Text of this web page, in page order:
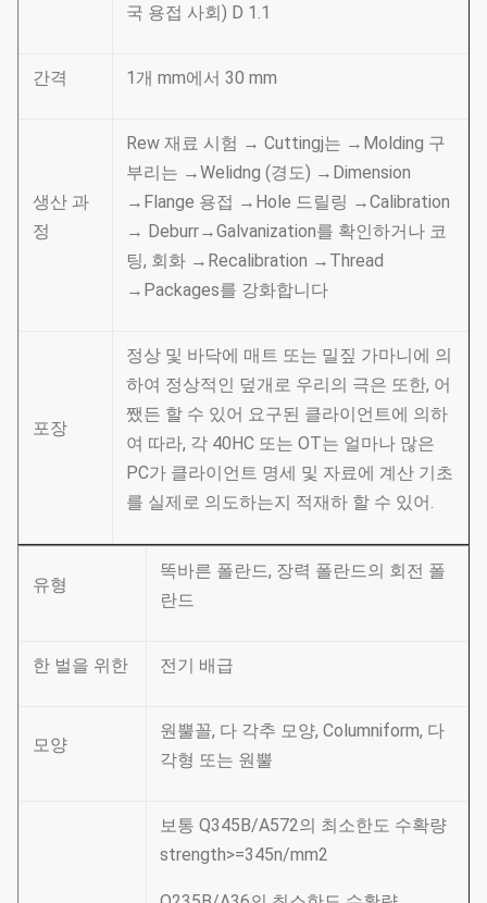
국 용접 사회) D 1.1
간격 1개 mm에서 30 mm
생산 과
정
Rew 재료 시험 → Cuttingj는 →Molding 구
부리는 →Welidng (경도) →Dimension
→Flange 용접 →Hole 드릴링 →Calibration
→ Deburr→Galvanization를 확인하거나 코
팅, 회화 →Recalibration →Thread
→Packages를 강화합니다
포장
정상 및 바닥에 매트 또는 밀짚 가마니에 의
하여 정상적인 덮개로 우리의 극은 또한, 어
쨌든 할 수 있어 요구된 클라이언트에 의하
여 따라, 각 40HC 또는 OT는 얼마나 많은
PC가 클라이언트 명세 및 자료에 계산 기초
를 실제로 의도하는지 적재하 할 수 있어.
유형
똑바른 폴란드, 장력 폴란드의 회전 폴
란드
한 벌을 위한 전기 배급
모양
원뿔꼴, 다 각추 모양, Columniform, 다
각형 또는 원뿔
보통 Q345B/A572의 최소한도 수확량
strength>=345n/mm2